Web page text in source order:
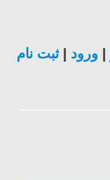
ورود |ثبت نام